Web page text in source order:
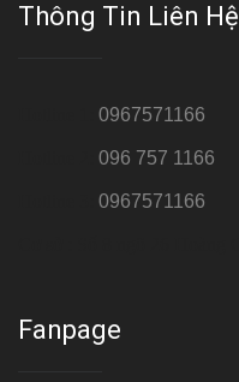
Thông Tin Liên Hệ
0967571166
096 757 1166
0967571166
Fanpage